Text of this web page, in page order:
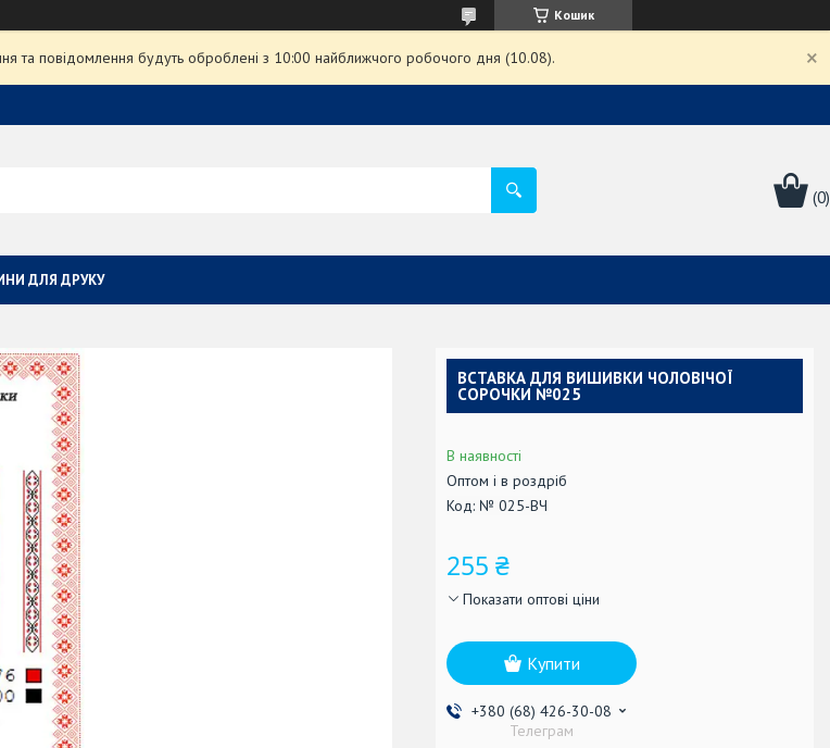
Кошик
та повідомлення будуть оброблені з 10:00 найближчого робочого дня (10.08).
ДЛЯ ДРУКУ
ВСТАВКА ДЛЯ ВИШИВКИ ЧОЛОВІЧОЇ
СОРОЧКИ №025
В наявності
Оптом і в роздріб
Код: № 025-ВЧ
255 ₴
Показати оптові ціни
Купити
+380 (68) 426-30-08
Телеграм